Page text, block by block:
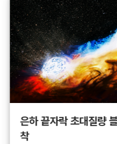
은하 끝자락 초대질량
착